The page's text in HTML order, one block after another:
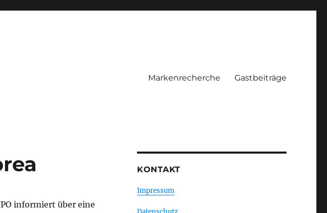
Markenrecherche Gastbeiträge
informiert über eine
KONTAKT
Impressum